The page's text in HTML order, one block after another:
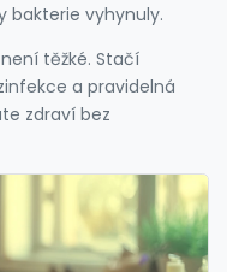
bakterie vyhynuly.
těžké. Stačí
a pravidelná
zdraví bez